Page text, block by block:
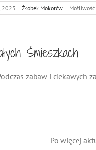
2023 | Żłobek Mokotów |
Śmieszkach
zabaw i ciekawych
Po więcej